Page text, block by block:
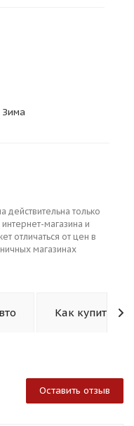
раз в 2 недели
Зима
действительна только
магазина и
отличаться от цен в
магазинах
Как купить
Оставить отзыв